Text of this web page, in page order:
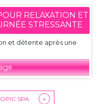
RELAXATION ET
STRESSANTE
et détente après une
SPA +